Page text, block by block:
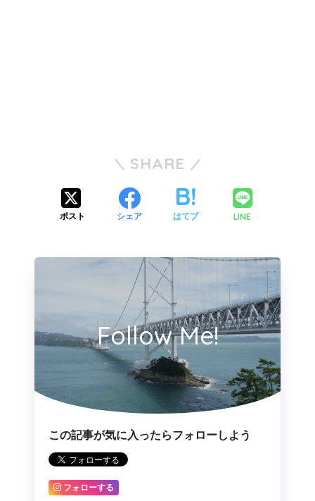
SHARE
ポスト シェア はてブ LINE
Follow Me!
この記事が気に入ったらフォローしよう
フォローする